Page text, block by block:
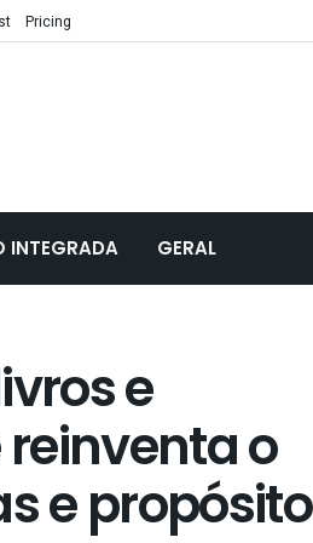
Pricing
INTEGRADA GERAL
e
o
e propósito